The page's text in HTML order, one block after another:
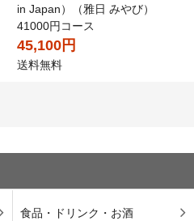
in Japan）（雅日 みやび）
41000円コース
45,100円
送料無料
食品・ドリンク・お酒